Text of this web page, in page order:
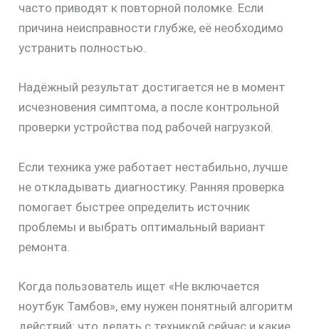
часто приводят к повторной поломке. Если
причина неисправности глубже, её необходимо
устранить полностью.
Надёжный результат достигается не в момент
исчезновения симптома, а после контрольной
проверки устройства под рабочей нагрузкой.
Если техника уже работает нестабильно, лучше
не откладывать диагностику. Ранняя проверка
помогает быстрее определить источник
проблемы и выбрать оптимальный вариант
ремонта.
Когда пользователь ищет «Не включается
ноутбук Тамбов», ему нужен понятный алгоритм
действий: что делать с техникой сейчас и какие